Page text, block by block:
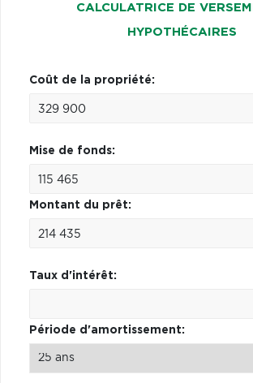
CALCULATRICE DE
HYPOTHÉCAIRES
Coût de la propriété:
Mise de fonds:
Montant du prêt:
Taux d'intérêt:
Période d'amortissement: